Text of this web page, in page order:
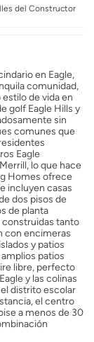
del Constructor
en Eagle,
comunidad,
de vida en
golf Eagle Hills y
sin
comunes que
Eagle
lo que hace
Homes ofrece
incluyen casas
dos pisos de
de planta
construidas tanto
con encimeras
y patios
patios
libre, perfecto
y las colinas
distrito escolar
el centro
a menos de 30